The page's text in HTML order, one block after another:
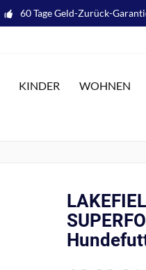
60 Tage Geld-Zurück-
KINDER WOHNEN